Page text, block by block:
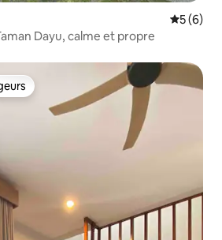
5 (6)
Dayu, calme et propre